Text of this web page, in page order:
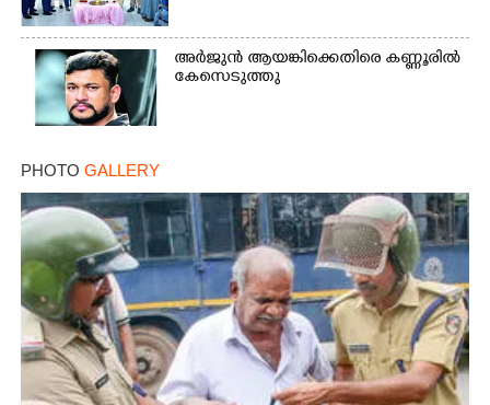
അർജുൻ ആയങ്കിക്കെതിരെ കണ്ണൂരിൽ
കേസെടുത്തു
PHOTO GALLERY